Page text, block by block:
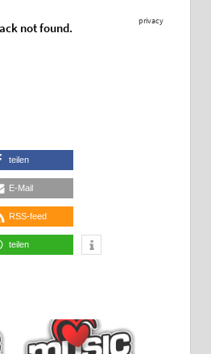
teilen
E-Mail
RSS-feed
teilen